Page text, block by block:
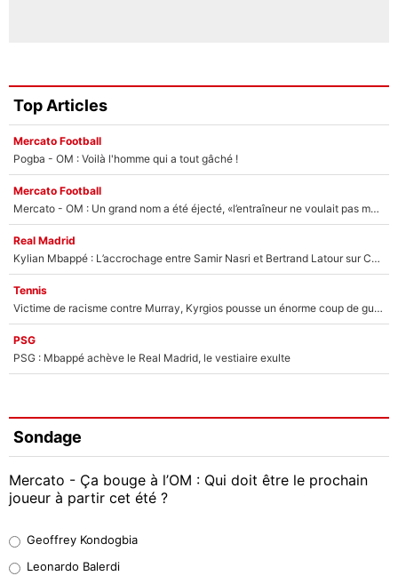
Top Articles
Mercato Football
Pogba - OM : Voilà l'homme qui a tout gâché !
Mercato Football
Mercato - OM : Un grand nom a été éjecté, «l’entraîneur ne voulait pas me conserver»
Real Madrid
Kylian Mbappé : L’accrochage entre Samir Nasri et Bertrand Latour sur Canal+
Tennis
Victime de racisme contre Murray, Kyrgios pousse un énorme coup de gueule !
PSG
PSG : Mbappé achève le Real Madrid, le vestiaire exulte
Sondage
Mercato - Ça bouge à l’OM : Qui doit être le prochain
joueur à partir cet été ?
38%
Geoffrey Kondogbia
Leonardo Balerdi